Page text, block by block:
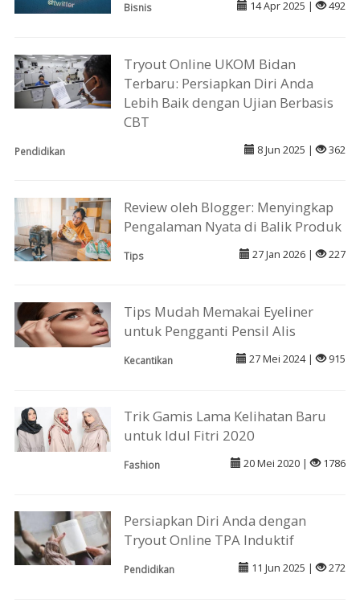
Bisnis 14 Apr 2025 | 492
Tryout Online UKOM Bidan
Terbaru: Persiapkan Diri Anda
Lebih Baik dengan Ujian Berbasis
CBT
Pendidikan 8 Jun 2025 | 362
Review oleh Blogger: Menyingkap
Pengalaman Nyata di Balik Produk
Tips 27 Jan 2026 | 227
Tips Mudah Memakai Eyeliner
untuk Pengganti Pensil Alis
Kecantikan 27 Mei 2024 | 915
Trik Gamis Lama Kelihatan Baru
untuk Idul Fitri 2020
Fashion 20 Mei 2020 | 1786
Persiapkan Diri Anda dengan
Tryout Online TPA Induktif
Pendidikan 11 Jun 2025 | 272